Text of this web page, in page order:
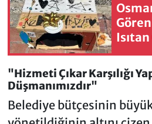
"Hizmeti Çıkar Karşılığı
Düşmanımızdır"
Belediye bütçesinin